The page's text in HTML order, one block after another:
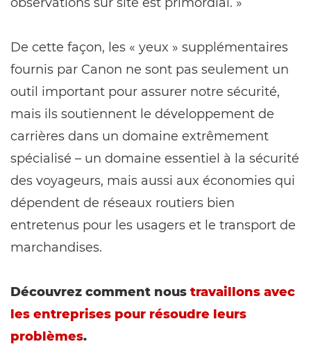
De cette façon, les « yeux » supplémentaires
fournis par Canon ne sont pas seulement un
outil important pour assurer notre sécurité,
mais ils soutiennent le développement de
carrières dans un domaine extrêmement
spécialisé – un domaine essentiel à la sécurité
des voyageurs, mais aussi aux économies qui
dépendent de réseaux routiers bien
entretenus pour les usagers et le transport de
marchandises.
Découvrez comment nous travaillons avec
les entreprises pour résoudre leurs
problèmes.